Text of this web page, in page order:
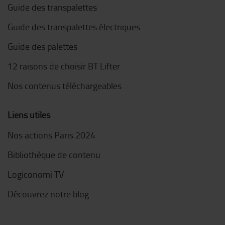
Guide des transpalettes
Guide des transpalettes électriques
Guide des palettes
12 raisons de choisir BT Lifter
Nos contenus téléchargeables
Liens utiles
Nos actions Paris 2024
Bibliothèque de contenu
Logiconomi TV
Découvrez notre blog